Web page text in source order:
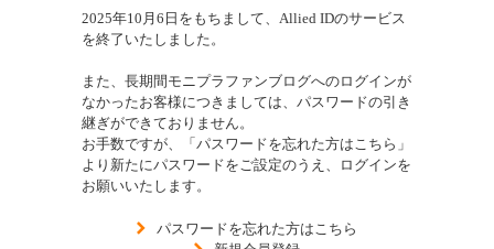
2025年10月6日をもちまして、Allied IDのサービス
を終了いたしました。
また、長期間モニプラファンブログへのログインが
なかったお客様につきましては、パスワードの引き
継ぎができておりません。
お手数ですが、「パスワードを忘れた方はこちら」
より新たにパスワードをご設定のうえ、ログインを
お願いいたします。
パスワードを忘れた方はこちら